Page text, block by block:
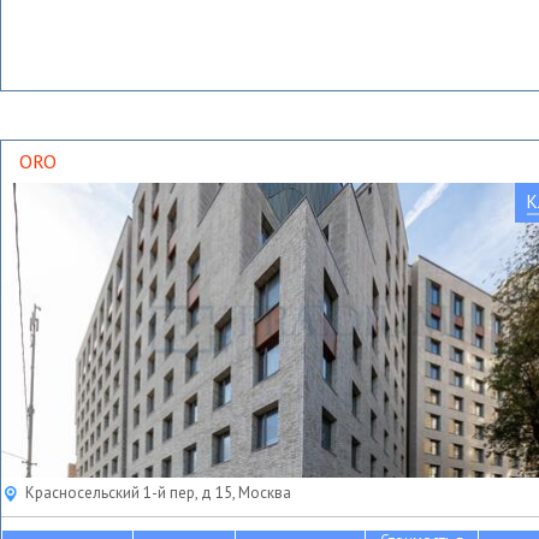
ORO
Красносельский 1-й пер, д 15, Москва